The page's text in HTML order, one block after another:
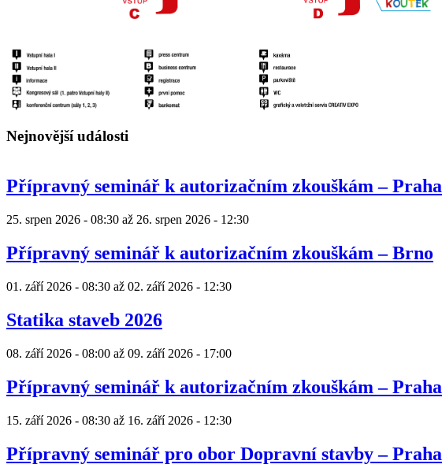
Nejnovější události
Přípravný seminář k autorizačním zkouškám – Praha
25. srpen 2026 - 08:30 až 26. srpen 2026 - 12:30
Přípravný seminář k autorizačním zkouškám – Brno
01. září 2026 - 08:30 až 02. září 2026 - 12:30
Statika staveb 2026
08. září 2026 - 08:00 až 09. září 2026 - 17:00
Přípravný seminář k autorizačním zkouškám – Praha
15. září 2026 - 08:30 až 16. září 2026 - 12:30
Přípravný seminář pro obor Dopravní stavby – Praha